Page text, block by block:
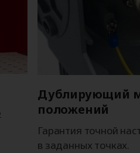
Дублирующий
положений
Гарантия точной
в заданных точках.